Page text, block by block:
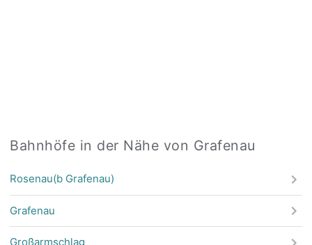
Bahnhöfe in der Nähe von Grafenau
Rosenau(b Grafenau)
Grafenau
Großarmschlag